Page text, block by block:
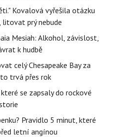
Kovalová vyřešila otázku
litovat prý nebude
Mesiah: Alkohol, závislost,
k hudbě
celý Chesapeake Bay za
trvá přes rok
se zapsaly do rockové
Pravidlo 5 minut, které
letní angínou